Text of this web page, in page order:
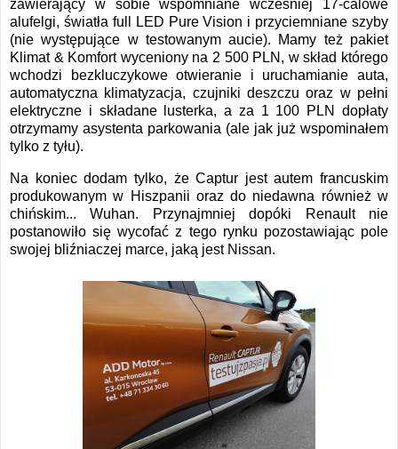
zawierający w sobie wspomniane wcześniej 17-calowe
alufelgi, światła full LED Pure Vision i przyciemniane szyby
(nie występujące w testowanym aucie). Mamy też pakiet
Klimat & Komfort wyceniony na 2 500 PLN, w skład którego
wchodzi bezkluczykowe otwieranie i uruchamianie auta,
automatyczna klimatyzacja, czujniki deszczu oraz w pełni
elektryczne i składane lusterka, a za 1 100 PLN dopłaty
otrzymamy asystenta parkowania (ale jak już wspominałem
tylko z tyłu).
Na koniec dodam tylko, że Captur jest autem francuskim
produkowanym w Hiszpanii oraz do niedawna również w
chińskim... Wuhan. Przynajmniej dopóki Renault nie
postanowiło się wycofać z tego rynku pozostawiając pole
swojej bliźniaczej marce, jaką jest Nissan.